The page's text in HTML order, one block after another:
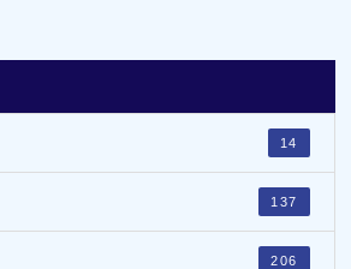
14
137
206